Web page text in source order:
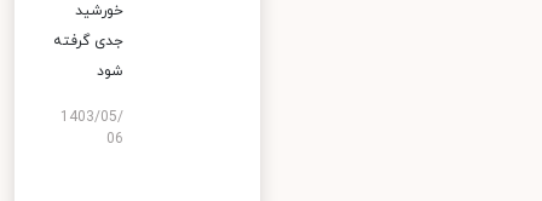
خورشید
جدی گرفته
شود
1403/05/
06